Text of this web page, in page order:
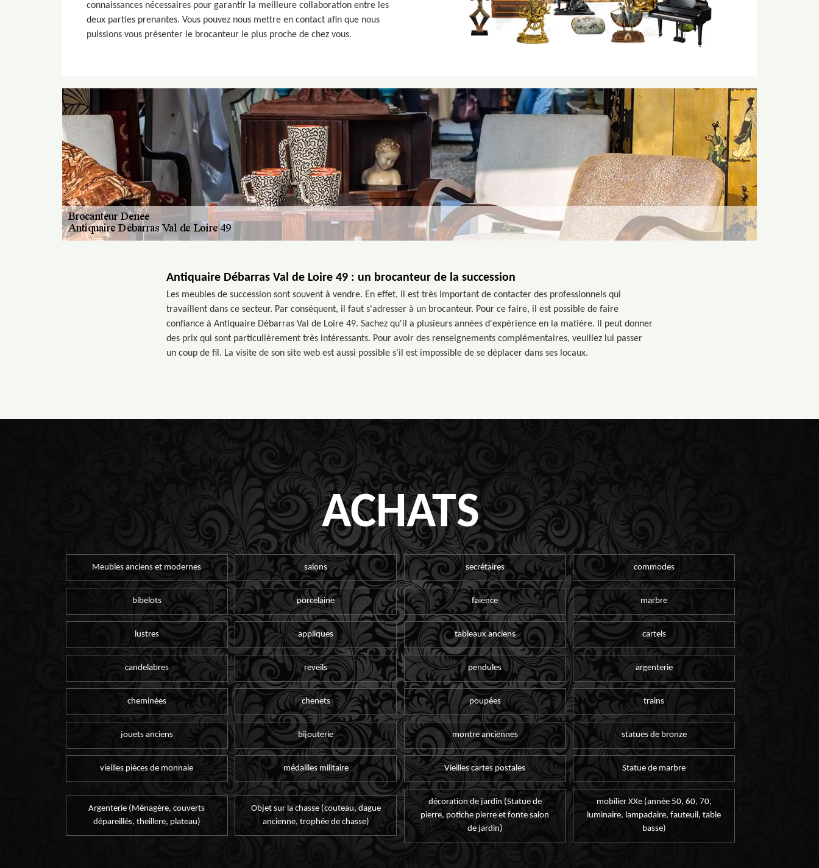
connaissances nécessaires pour garantir la meilleure collaboration entre les
deux parties prenantes. Vous pouvez nous mettre en contact afin que nous
puissions vous présenter le brocanteur le plus proche de chez vous.
Antiquaire Débarras Val de Loire 49 : un brocanteur de la succession
Les meubles de succession sont souvent à vendre. En effet, il est très important de contacter des professionnels qui
travaillent dans ce secteur. Par conséquent, il faut s'adresser à un brocanteur. Pour ce faire, il est possible de faire
confiance à Antiquaire Débarras Val de Loire 49. Sachez qu'il a plusieurs années d'expérience en la matière. Il peut donner
des prix qui sont particulièrement très intéressants. Pour avoir des renseignements complémentaires, veuillez lui passer
un coup de fil. La visite de son site web est aussi possible s'il est impossible de se déplacer dans ses locaux.
ACHATS
Meubles anciens et modernes salons secrétaires commodes
bibelots porcelaine faïence marbre
lustres appliques tableaux anciens cartels
candelabres reveils pendules argenterie
cheminées chenets poupées trains
jouets anciens bijouterie montre anciennes statues de bronze
vieilles pièces de monnaie médailles militaire Vieilles cartes postales Statue de marbre
Argenterie (Ménagère, couverts
dépareillés, theillere, plateau)
Objet sur la chasse (couteau, dague
ancienne, trophée de chasse)
décoration de jardin (Statue de
pierre, potiche pierre et fonte salon
de jardin)
mobilier XXe (année 50, 60, 70,
luminaire, lampadaire, fauteuil, table
basse)